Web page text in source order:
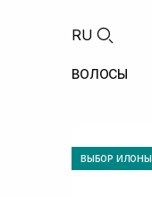
RU
ВОЛОСЫ
ВЫБОР ИЛОНЫ